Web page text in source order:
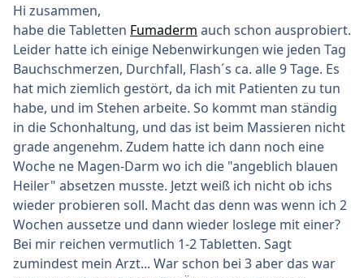
Hi zusammen,
habe die Tabletten Fumaderm auch schon ausprobiert.
Leider hatte ich einige Nebenwirkungen wie jeden Tag
Bauchschmerzen, Durchfall, Flash´s ca. alle 9 Tage. Es
hat mich ziemlich gestört, da ich mit Patienten zu tun
habe, und im Stehen arbeite. So kommt man ständig
in die Schonhaltung, und das ist beim Massieren nicht
grade angenehm. Zudem hatte ich dann noch eine
Woche ne Magen-Darm wo ich die "angeblich blauen
Heiler" absetzen musste. Jetzt weiß ich nicht ob ichs
wieder probieren soll. Macht das denn was wenn ich 2
Wochen aussetze und dann wieder loslege mit einer?
Bei mir reichen vermutlich 1-2 Tabletten. Sagt
zumindest mein Arzt... War schon bei 3 aber das war